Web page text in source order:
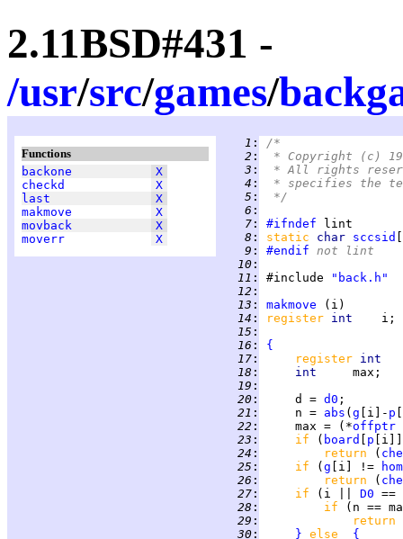
2.11BSD#431 -
/usr/src/games/
Functions
backone
X
checkd
X
last
X
makmove
X
movback
X
moverr
X
   1
:
/*
   2
:
* Copyright (c)
   3
:
* All rights
   4
:
* specifies the
   5
:
*/
   6
:
   7
: #ifndef
   8
: static char sccsid
   9
: #endif not lint
  10
:
  11
: #include
"back.h"
  12
:
  13
: makmove
  14
: register int
  15
:
  16
:
{
  17
: register
  18
: int
  19
:
  20
:
     d =
d0
  21
:
     n =
abs ( g [i]- p
  22
:
     max = (*
offptr
  23
: if ( board p
  24
: return (
  25
: if ( g [i] !=
  26
: return (
  27
: if (i || D0 ==
  28
: if
(n ==
  29
:
return
  30
: } else {